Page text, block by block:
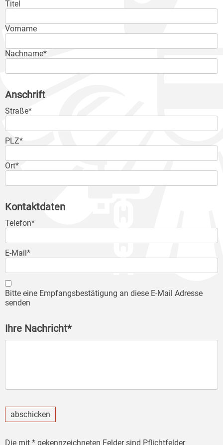
Titel
Vorname
Nachname*
Anschrift
Straße*
PLZ*
Ort*
Kontaktdaten
Telefon*
E-Mail*
Bitte eine Empfangsbestätigung an diese E-Mail Adresse
senden
Ihre Nachricht*
abschicken
Die mit * gekennzeichneten Felder sind Pflichtfelder